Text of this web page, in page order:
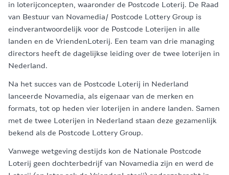
in loterijconcepten, waaronder de Postcode Loterij. De Raad
van Bestuur van Novamedia/ Postcode Lottery Group is
eindverantwoordelijk voor de Postcode Loterijen in alle
landen en de VriendenLoterij. Een team van drie managing
directors heeft de dagelijkse leiding over de twee loterijen in
Nederland.
Na het succes van de Postcode Loterij in Nederland
lanceerde Novamedia, als eigenaar van de merken en
formats, tot op heden vier loterijen in andere landen. Samen
met de twee Loterijen in Nederland staan deze gezamenlijk
bekend als de Postcode Lottery Group.
Vanwege wetgeving destijds kon de Nationale Postcode
Loterij geen dochterbedrijf van Novamedia zijn en werd de